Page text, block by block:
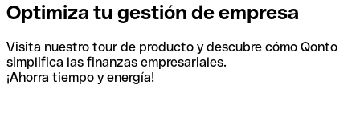
Optimiza tu gestión de empresa
Visita nuestro tour de producto y descubre cómo Qonto
simplifica las finanzas empresariales.
¡Ahorra tiempo y energía!